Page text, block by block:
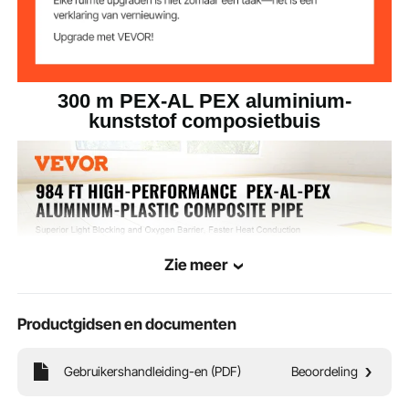
780 x 780 x 180 mm
300 m PEX-AL PEX aluminium-
kunststof composietbuis
Zie meer
Productgidsen en documenten
Gebruikershandleiding-en (PDF) Beoordeling